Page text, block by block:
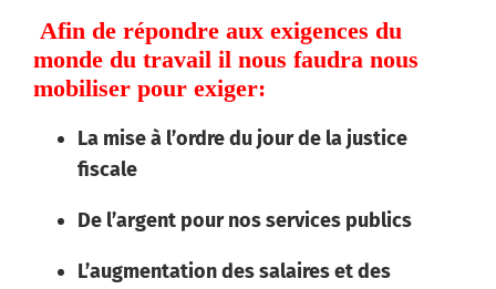
Afin de répondre aux exigences du
monde du travail il nous faudra nous
mobiliser pour exiger:
La mise à l’ordre du jour de la justice
fiscale
De l’argent pour nos services publics
L’augmentation des salaires et des